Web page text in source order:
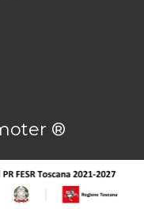
®